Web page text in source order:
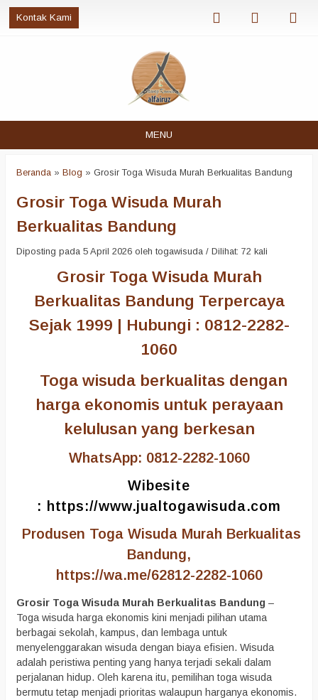
Kontak Kami
MENU
Beranda » Blog » Grosir Toga Wisuda Murah Berkualitas Bandung
Grosir Toga Wisuda Murah
Berkualitas Bandung
Diposting pada 5 April 2026 oleh togawisuda / Dilihat: 72 kali
Grosir Toga Wisuda Murah
Berkualitas Bandung Terpercaya
Sejak 1999 | Hubungi : 0812-2282-
1060
Toga wisuda berkualitas dengan
harga ekonomis untuk perayaan
kelulusan yang berkesan
WhatsApp: 0812-2282-1060
Wibesite
: https://www.jualtogawisuda.com
Produsen Toga Wisuda Murah Berkualitas
Bandung,
https://wa.me/62812-2282-1060
Grosir Toga Wisuda Murah Berkualitas Bandung –
Toga wisuda harga ekonomis kini menjadi pilihan utama
berbagai sekolah, kampus, dan lembaga untuk
menyelenggarakan wisuda dengan biaya efisien. Wisuda
adalah peristiwa penting yang hanya terjadi sekali dalam
perjalanan hidup. Oleh karena itu, pemilihan toga wisuda
bermutu tetap menjadi prioritas walaupun harganya ekonomis.